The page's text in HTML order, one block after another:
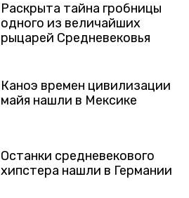
Раскрыта тайна гробницы
одного из величайших
рыцарей Средневековья
Каноэ времен цивилизации
майя нашли в Мексике
Останки средневекового
хипстера нашли в Германии